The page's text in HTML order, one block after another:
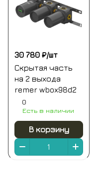
30 780 ₽/шт
Скрытая часть
на 2 выхода
remer wbox98d2
0
Есть в наличии
В корзину